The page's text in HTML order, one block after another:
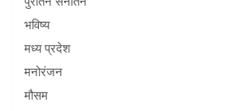
भविष्य
मध्य प्रदेश
मनोरंजन
मौसम